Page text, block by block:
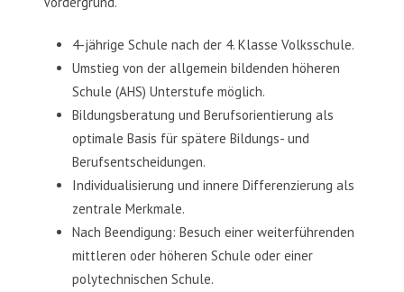
4-jährige Schule nach der 4. Klasse Volksschule.
Umstieg von der allgemein bildenden höheren
Schule (AHS) Unterstufe möglich.
Bildungsberatung und Berufsorientierung als
optimale Basis für spätere Bildungs- und
Berufsentscheidungen.
Individualisierung und innere Differenzierung als
zentrale Merkmale.
Nach Beendigung: Besuch einer weiterführenden
mittleren oder höheren Schule oder einer
polytechnischen Schule.